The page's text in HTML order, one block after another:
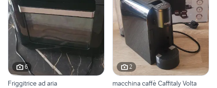
6
Friggitrice ad aria
2
macchina caffè Caffitaly Volta